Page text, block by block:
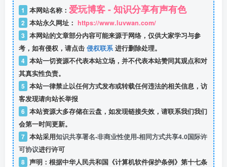
1 本网站名称： 爱玩博客 - 知识分享有声有色
2 本站永久网址： https://www.luvwan.com/
3 本网站的文章部分内容可能来源于网络，仅供大家学习与参
考，如有侵权，请点击 侵权联系进行删除处理。
4 本站一切资源不代表本站立场，并不代表本站赞同其观点和对
其真实性负责。
5 本站一律禁止以任何方式发布或转载任何违法的相关信息，访
客发现请向站长举报
6 本站资源大多存储在云盘，如发现链接失效，请联系我们我们
会第一时间更新。
7 本站采用知识共享署名-非商业性使用-相同方式共享4.0国际许
可协议进行许可
8 声明：根据中华人民共和国《计算机软件保护条例》第十七条